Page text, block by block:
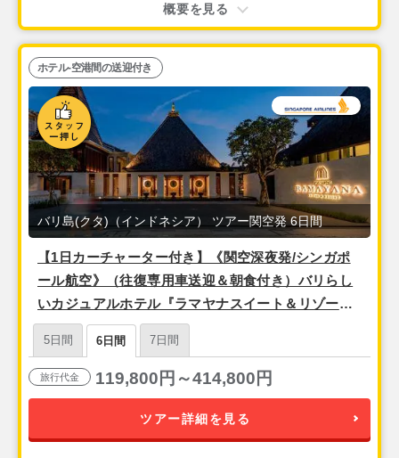
概要を見る
【1日カーチャーター付き】《関空深夜発/シンガポ
ール航空》（往復専用車送迎＆朝食付き）バリらし
いカジュアルホテル『ラマヤナスイート＆リゾート
【グランドデラックス】』バリ島6日間
バリ島(クタ)（インドネシア） ツアー関空発 6日間
ホテル-空港間の送迎付き
5日間 6日間 7日間
旅行代金 119,800円～414,800円
ツアー詳細を見る